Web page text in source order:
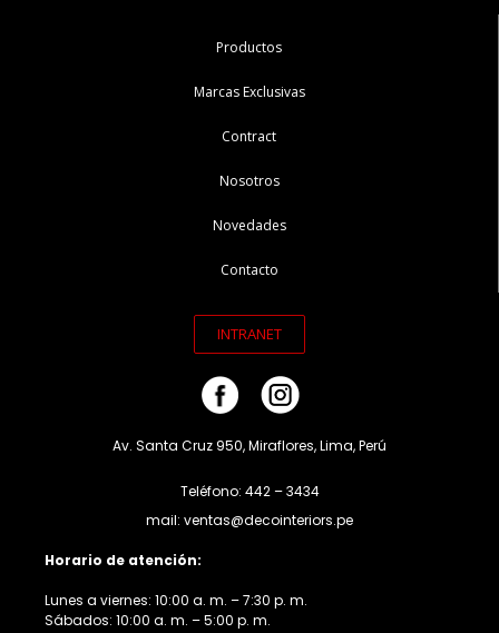
Productos
Marcas Exclusivas
Contract
Nosotros
Novedades
Contacto
INTRANET
Av. Santa Cruz 950, Miraflores, Lima, Perú
Teléfono: 442 – 3434
mail: ventas@decointeriors.pe
Horario de atención:
Lunes a viernes: 10:00 a. m. – 7:30 p. m.
Sábados: 10:00 a. m. – 5:00 p. m.